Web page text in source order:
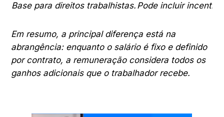
Base para direitos trabalhistas. Pode incluir
Em resumo, a principal diferença está na
abrangência: enquanto o salário é fixo e definido
por contrato, a remuneração considera todos os
ganhos adicionais que o trabalhador recebe.